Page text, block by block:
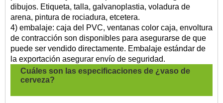
dibujos. Etiqueta, talla, galvanoplastia, voladura de
arena, pintura de rociadura, etcetera.
4) embalaje: caja del PVC, ventanas color caja, envoltura
de contracción son disponibles para asegurarse de que
puede ser vendido directamente. Embalaje estándar de
la exportación asegurar envío de seguridad.
Cuáles son las especificaciones de ¿vaso de
cerveza?